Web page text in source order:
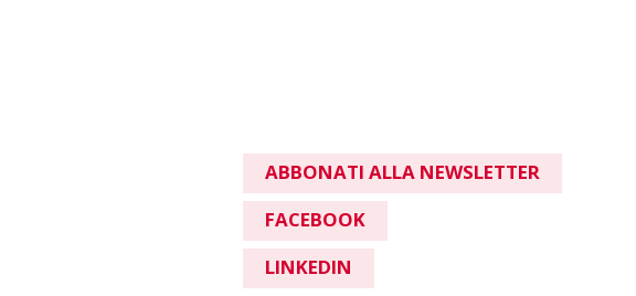
ABBONATI ALLA NEWSLETTER
FACEBOOK
LINKEDIN